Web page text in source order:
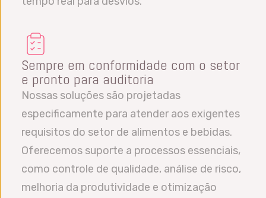
Sempre em conformidade com o setor
e pronto para auditoria
Nossas soluções são projetadas
especificamente para atender aos exigentes
requisitos do setor de alimentos e bebidas.
Oferecemos suporte a processos essenciais,
como controle de qualidade, análise de risco,
melhoria da produtividade e otimização